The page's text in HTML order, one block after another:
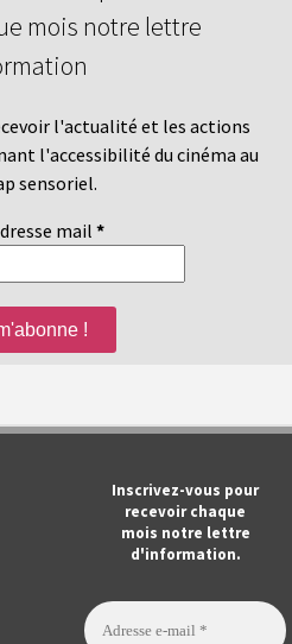
mois notre lettre
l'actualité et les actions
l'accessibilité du cinéma au
sensoriel.
mail *
Inscrivez-vous pour
recevoir chaque
mois notre lettre
d'information.